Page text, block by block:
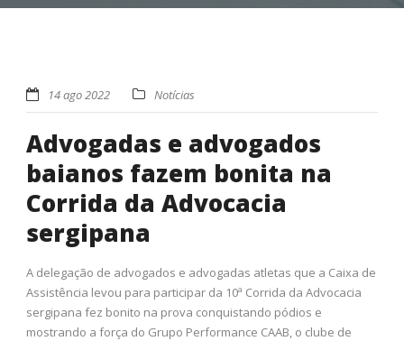
14 ago 2022 Notícias
Advogadas e advogados
baianos fazem bonita na
Corrida da Advocacia
sergipana
A delegação de advogados e advogadas atletas que a Caixa de
Assistência levou para participar da 10ª Corrida da Advocacia
sergipana fez bonito na prova conquistando pódios e
mostrando a força do Grupo Performance CAAB, o clube de